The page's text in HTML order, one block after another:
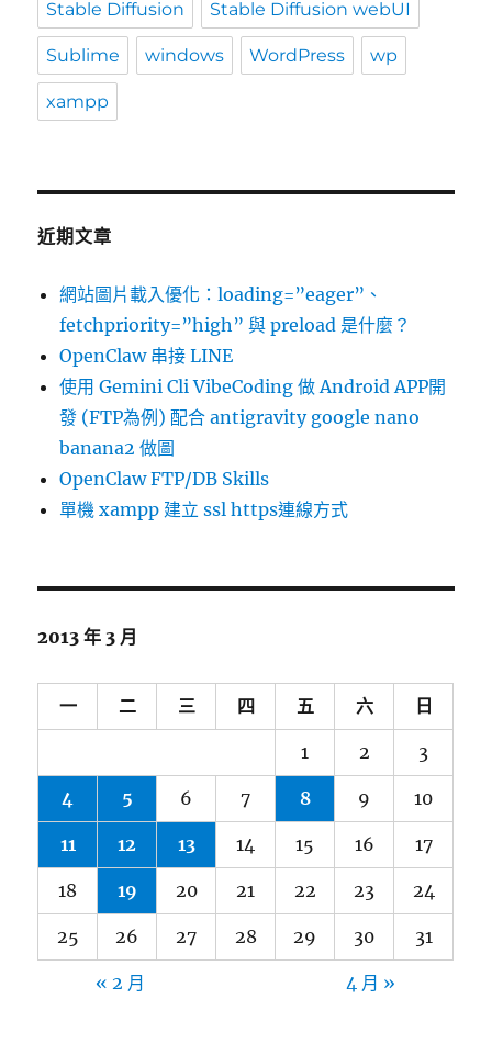
Stable Diffusion Stable Diffusion webUI
Sublime windows WordPress wp
xampp
近期文章
網站圖片載入優化：loading=”eager”、
fetchpriority=”high” 與 preload 是什麼？
OpenClaw 串接 LINE
使用 Gemini Cli VibeCoding 做 Android APP開
發 (FTP為例) 配合 antigravity google nano
banana2 做圖
OpenClaw FTP/DB Skills
單機 xampp 建立 ssl https連線方式
2013 年 3 月
一 二 三 四 五 六 日
1 2 3
4 5 6 7 8 9 10
11 12 13 14 15 16 17
18 19 20 21 22 23 24
25 26 27 28 29 30 31
« 2 月 4 月 »